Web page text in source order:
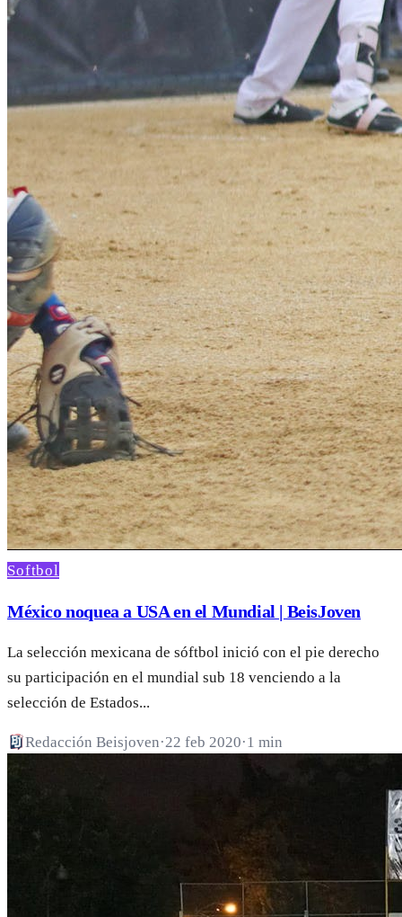
Softbol
México noquea a USA en el Mundial | BeisJoven
La selección mexicana de sóftbol inició con el pie derecho
su participación en el mundial sub 18 venciendo a la
selección de Estados...
Redacción Beisjoven·22 feb 2020·1 min